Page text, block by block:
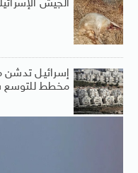
الجيش
إسرائيل
مخطط للتوسع